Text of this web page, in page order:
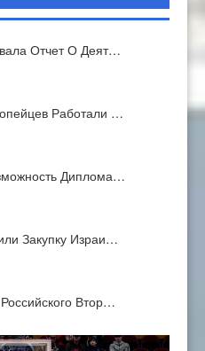
Отчет О Деят…
Работали …
Диплома…
Закупку Израи…
Втор…